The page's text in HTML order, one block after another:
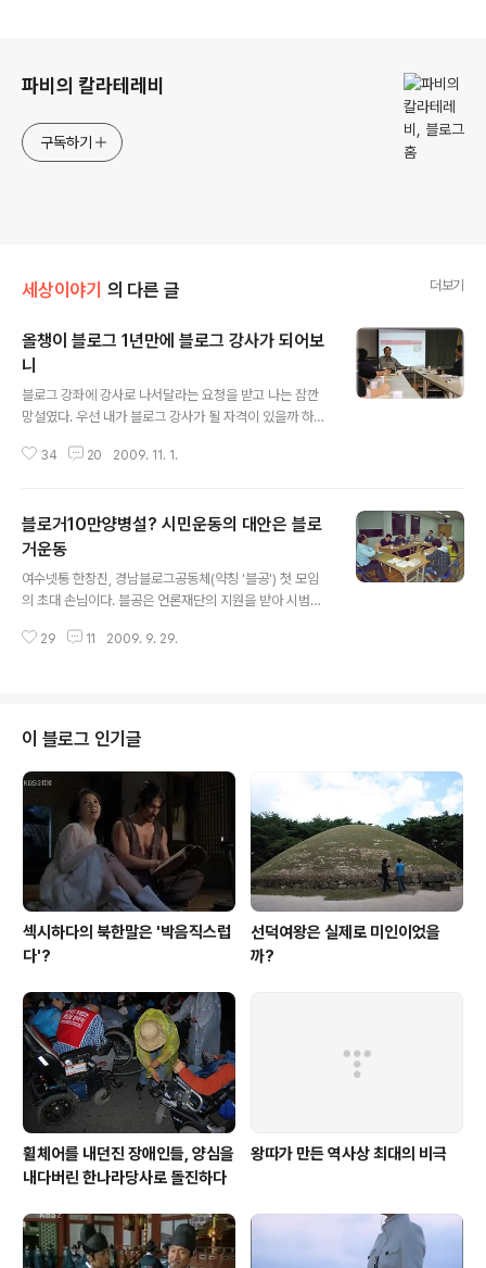
파비의 칼라테레비
구독하기
세상이야기 의 다른 글 더보기
올챙이 블로그 1년만에 블로그 강사가 되어보
니
블로그 강좌에 강사로 나서달라는 요청을 받고 나는 잠깐
망설였다. 우선 내가 블로그 강사가 될 자격이 있을까 하는
늘 교육만 받던 처지에서 거꾸로 교육을 한다는 것은 보통
로그 강좌에 강사로 나서다 그러나 수락하기로 했다. 우선
재미있을 것 같다는 생각이 들었다. 게다가 나에게 블로그
를 전도한 김주완 기자의 부탁이니 거절할 수도 없는 노릇
이었다. 그리고 강의를 하기로 한 또 하나의 이유가 있다면
가까운 것이었기 때문에 크게 부담은 없을 것이란 생각이
34 20 2009. 11. 1.
블로거10만양병설? 시민운동의 대안은 블로
거운동
여수넷통 한창진, 경남블로그공동체(약칭 '블공') 첫 모임
의 초대 손님이다. 블공은 언론재단의 지원을 받아 시범적
블로거스경남의 회원 블로거들을 중심으로 몇 차례 시범
대표는 지금 여수에서 시민네트워크 구축에 땀을 쏟고 있
는 사람이다. 그의 야심찬 계획은 ‘블로거 10만 양병설’이
란 말로 대변된다. 블로거 10만 양병설? 율곡선생의 10만
양병설까지 인용한 이 거창한 계획이란 대체 무엇일까? 한
창진 대표는 원래 교사였고 지금도 교사다. 내가 그에 대해
서 아는 것이라곤 얼마 전에 김주완 기자..
29 11 2009. 9. 29.
이 블로그 인기글
섹시하다의 북한말은 '박음직스럽
다'?
선덕여왕은 실제로 미인이었을
까?
휠체어를 내던진 장애인들, 양심을
내다버린 한나라당사로 돌진하다
왕따가 만든 역사상 최대의 비극